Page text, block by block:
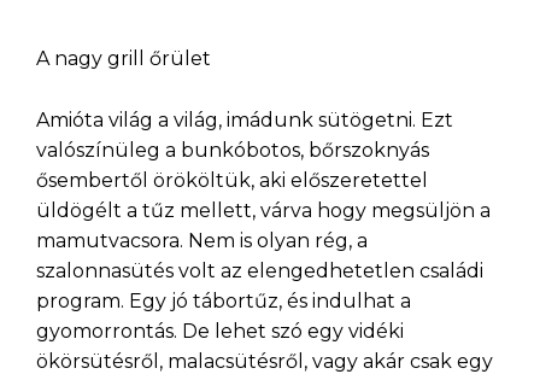
A nagy grill őrület
Amióta világ a világ, imádunk sütögetni. Ezt
valószínüleg a bunkóbotos, bőrszoknyás
ősembertől örököltük, aki előszeretettel
üldögélt a tűz mellett, várva hogy megsüljön a
mamutvacsora. Nem is olyan rég, a
szalonnasütés volt az elengedhetetlen családi
program. Egy jó tábortűz, és indulhat a
gyomorrontás. De lehet szó egy vidéki
ökörsütésről, malacsütésről, vagy akár csak egy